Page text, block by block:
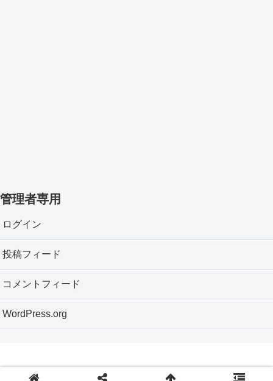
管理者専用
ログイン
投稿フィード
コメントフィード
WordPress.org